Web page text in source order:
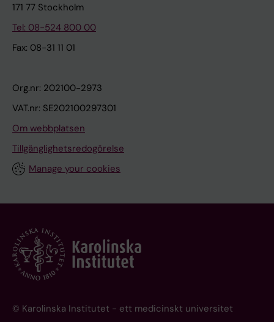
171 77 Stockholm
Tel: 08-524 800 00
Fax: 08-31 11 01
Org.nr: 202100-2973
VAT.nr: SE202100297301
Om webbplatsen
Tillgänglighetsredogörelse
Manage your cookies
© Karolinska Institutet - ett medicinskt universitet